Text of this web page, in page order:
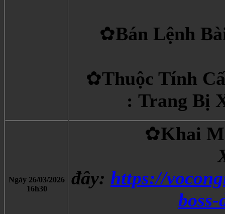
✿Bán Lệnh
✿Thuộc Tính
: Trang Bị
Ngày 26/03/2026
​16h30
✿Khai
đây: https://